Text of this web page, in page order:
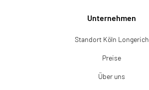
Unternehmen
Standort Köln Longerich
Preise
Über uns